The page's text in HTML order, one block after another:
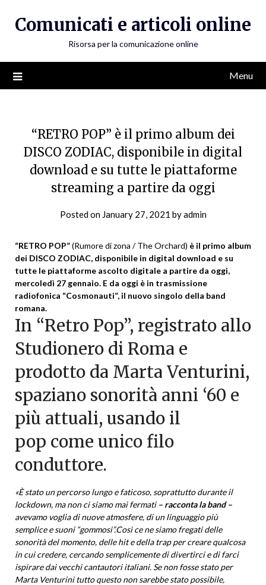
Comunicati e articoli online
Risorsa per la comunicazione online
Menu
“RETRO POP” è il primo album dei
DISCO ZODIAC, disponibile in digital
download e su tutte le piattaforme
streaming a partire da oggi
Posted on January 27, 2021 byadmin
“RETRO POP”(Rumore di zona / The Orchard) è il primo album
dei DISCO ZODIAC, disponibile in digital download e su
tutte le piattaforme ascolto digitale a partire da oggi,
mercoledì 27 gennaio. E da oggi è in trasmissione
radiofonica “Cosmonauti”, il nuovo singolo della band
romana.
In “Retro Pop”, registrato allo
Studionero di Roma e
prodotto da Marta Venturini,
spaziano sonorità anni ‘60 e
più attuali, usando il
pop come unico filo
conduttore.
«Èstato un percorso lungoefaticoso, soprattutto durante il
lockdown, ma non ci siamo mai fermati – racconta la band –
avevamo voglia di nuove atmosfere, di un linguaggio più
semplice e suoni “gommosi”.Così ce ne siamo fregati delle
sonorità del momento, delle hit e della trap per creare qualcosa
in cui credere, cercando semplicemente di divertirci e di farci
ispirare dai vecchi cantautori italiani. Se non fosse stato per
Marta Venturini tutto questo non sarebbe stato possibile,